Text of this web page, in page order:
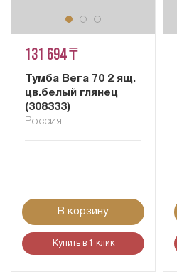
131 694 ₸
Тумба Вега 70 2 ящ.
цв.белый глянец
(308333)
Россия
В корзину
Купить в 1 клик